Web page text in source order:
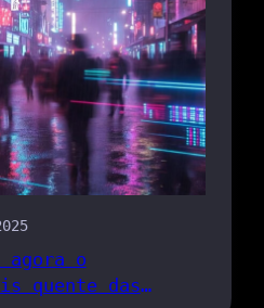
agora o
quente das